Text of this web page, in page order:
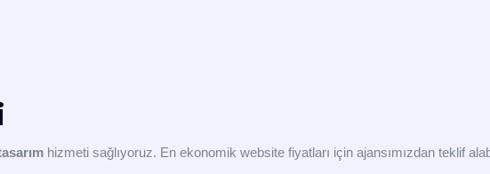
hizmeti sağlıyoruz. En ekonomik website fiyatları için ajansımızdan teklif